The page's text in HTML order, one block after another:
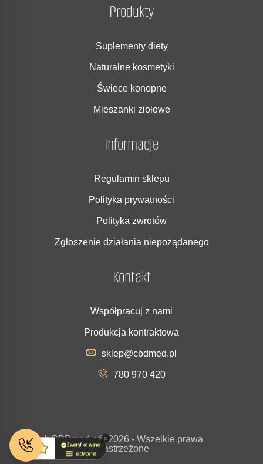
Produkty
Suplementy diety
Naturalne kosmetyki
Świece konopne
Mieszanki ziołowe
Informacje
Regulamin sklepu
Polityka prywatności
Polityka zwrotów
Zgłoszenie działania niepożądanego
Kontakt
Współpracuj z nami
Produkcja kontraktowa
sklep@cbdmed.pl
780 970 420
CopyrighCBDmed.p© 2026 - Wszelkie prawa
zastrzeżone